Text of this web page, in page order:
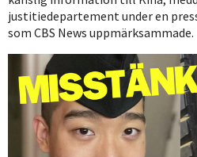
justitiedepartement under en
som CBS News uppmärksammade.